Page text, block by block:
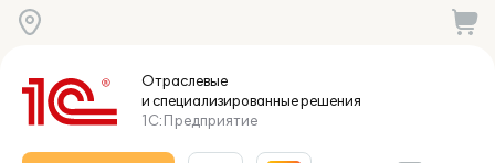
Отраслевые
и специализированныерешения
1С:Предприятие